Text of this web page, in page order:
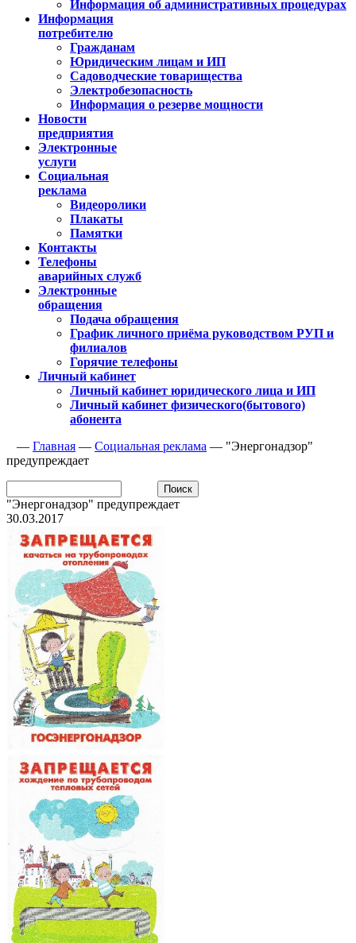
Информация об административных процедурах
Информация
потребителю
Гражданам
Юридическим лицам и ИП
Садоводческие товарищества
Электробезопасность
Информация о резерве мощности
Новости
предприятия
Электронные
услуги
Социальная
реклама
Видеоролики
Плакаты
Памятки
Контакты
Телефоны
аварийных служб
Электронные
обращения
Подача обращения
График личного приёма руководством РУП и
филиалов
Горячие телефоны
Личный кабинет
Личный кабинет юридического лица и ИП
Личный кабинет физического(бытового)
абонента
— Главная — Социальная реклама — "Энергонадзор"
предупреждает
"Энергонадзор" предупреждает
30.03.2017